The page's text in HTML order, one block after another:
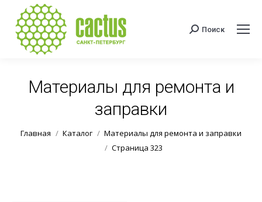
Поиск:
Поиск
Материалы для ремонта и
заправки
Вы здесь:
Главная Каталог
Материалы для ремонта и заправки
Страница 323